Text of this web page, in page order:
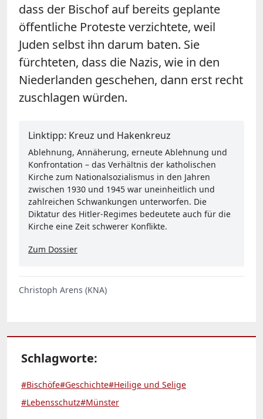
dass der Bischof auf bereits geplante
öffentliche Proteste verzichtete, weil
Juden selbst ihn darum baten. Sie
fürchteten, dass die Nazis, wie in den
Niederlanden geschehen, dann erst recht
zuschlagen würden.
Linktipp: Kreuz und Hakenkreuz
Ablehnung, Annäherung, erneute Ablehnung und
Konfrontation – das Verhältnis der katholischen
Kirche zum Nationalsozialismus in den Jahren
zwischen 1930 und 1945 war uneinheitlich und
zahlreichen Schwankungen unterworfen. Die
Diktatur des Hitler-Regimes bedeutete auch für die
Kirche eine Zeit schwerer Konflikte.
Zum Dossier
Christoph Arens (KNA)
Schlagworte:
#Bischöfe#Geschichte#Heilige und Selige
#Lebensschutz#Münster